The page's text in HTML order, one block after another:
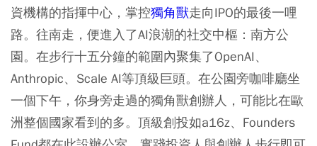
資機構的指揮中心，掌控獨角獸走向IPO的最後一哩
路。往南走，便進入了AI浪潮的社交中樞：南方公
園。在步行十五分鐘的範圍內聚集了OpenAI、
Anthropic、Scale AI等頂級巨頭。在公園旁咖啡廳坐
一個下午，你身旁走過的獨角獸創辦人，可能比在歐
洲整個國家看到的多。頂級創投如a16z、Founders